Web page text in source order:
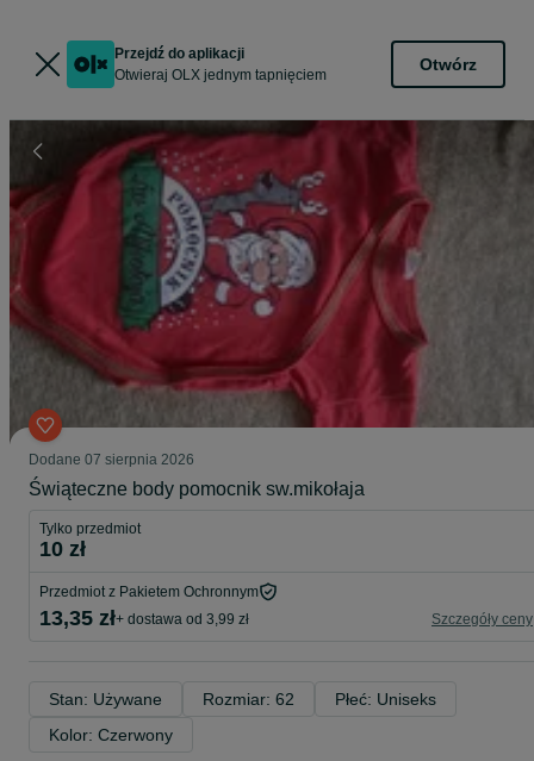
Przejdź do aplikacji
Otwieraj OLX jednym tapnięciem
Otwórz
Dodane 07 sierpnia 2026
Świąteczne body pomocnik sw.mikołaja
Tylko przedmiot
10 zł
Przedmiot z Pakietem Ochronnym
13,35 zł+ dostawa od 3,99 zł Szczegóły ceny
Stan: Używane Rozmiar: 62
Płeć: Uniseks
Kolor: Czerwony